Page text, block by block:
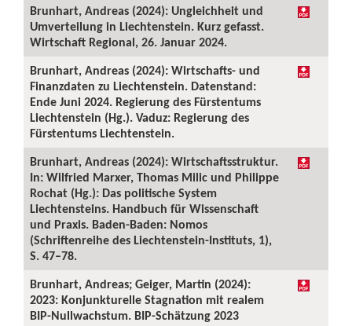
Brunhart, Andreas (2024): Ungleichheit und
Umverteilung in Liechtenstein. Kurz gefasst.
Wirtschaft Regional, 26. Januar 2024.
Brunhart, Andreas (2024): Wirtschafts- und
Finanzdaten zu Liechtenstein. Datenstand:
Ende Juni 2024. Regierung des Fürstentums
Liechtenstein (Hg.). Vaduz: Regierung des
Fürstentums Liechtenstein.
Brunhart, Andreas (2024): Wirtschaftsstruktur.
In: Wilfried Marxer, Thomas Milic und Philippe
Rochat (Hg.): Das politische System
Liechtensteins. Handbuch für Wissenschaft
und Praxis. Baden-Baden: Nomos
(Schriftenreihe des Liechtenstein-Instituts, 1),
S. 47–78.
Brunhart, Andreas; Geiger, Martin (2024):
2023: Konjunkturelle Stagnation mit realem
BIP-Nullwachstum. BIP-Schätzung 2023